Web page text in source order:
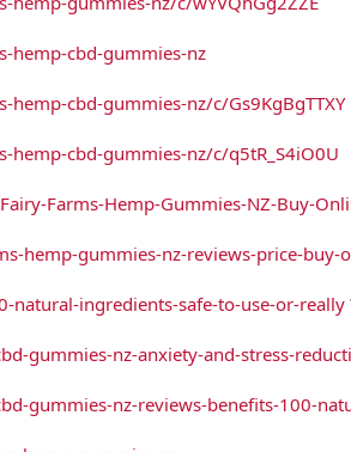
hemp-cbd-gummies-nz
cbd-gummies-nz/c/Gs9KgBgTTXY
cbd-gummies-nz/c/q5tR_S4iO0U
Farms-Hemp-Gummies-NZ-Buy-
hemp-gummies-nz-reviews-price-buy-
natural-ingredients-safe-to-use-or-really
gummies-nz-anxiety-and-stress-
gummies-nz-reviews-benefits-100-